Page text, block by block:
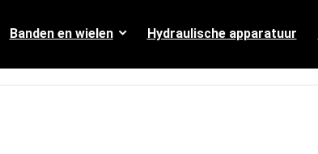
Banden en wielen Hydraulische apparatuur